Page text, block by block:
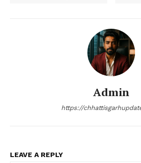
Admin
https://
LEAVE A REPLY